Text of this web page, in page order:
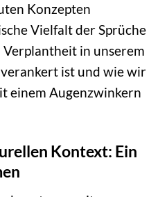
Konzepten
Vielfalt der Sprüche
Verplantheit in unserem
ist und wie wir
einem Augenzwinkern
Kontext: Ein